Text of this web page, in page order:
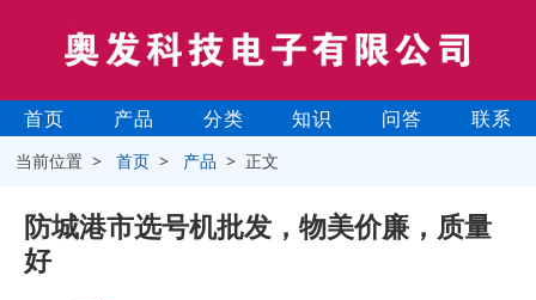
首页 产品 分类 知识 问答 联系
当前位置 >首页 > 产品 > 正文
防城港市选号机批发，物美价廉，质量
好